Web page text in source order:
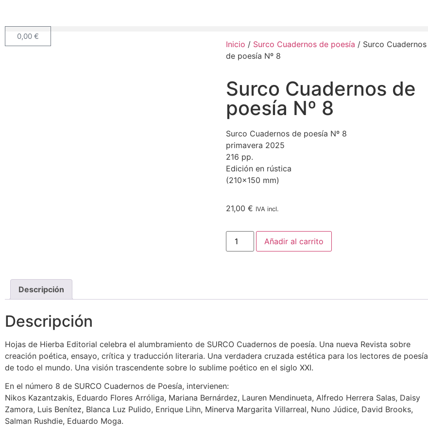
0,00 €
Inicio / Surco Cuadernos de poesía / Surco Cuadernos
de poesía Nº 8
Surco Cuadernos de
poesía Nº 8
Surco Cuadernos de poesía Nº 8
primavera 2025
216 pp.
Edición en rústica
(210×150 mm)
21,00 € IVA incl.
Añadir al carrito
Descripción
Descripción
Hojas de Hierba Editorial celebra el alumbramiento de SURCO Cuadernos de poesía. Una nueva Revista sobre
creación poética, ensayo, crítica y traducción literaria. Una verdadera cruzada estética para los lectores de poesía
de todo el mundo. Una visión trascendente sobre lo sublime poético en el siglo XXI.
En el número 8 de SURCO Cuadernos de Poesía, intervienen:
Nikos Kazantzakis, Eduardo Flores Arróliga, Mariana Bernárdez, Lauren Mendinueta, Alfredo Herrera Salas, Daisy
Zamora, Luis Benítez, Blanca Luz Pulido, Enrique Lihn, Minerva Margarita Villarreal, Nuno Júdice, David Brooks,
Salman Rushdie, Eduardo Moga.